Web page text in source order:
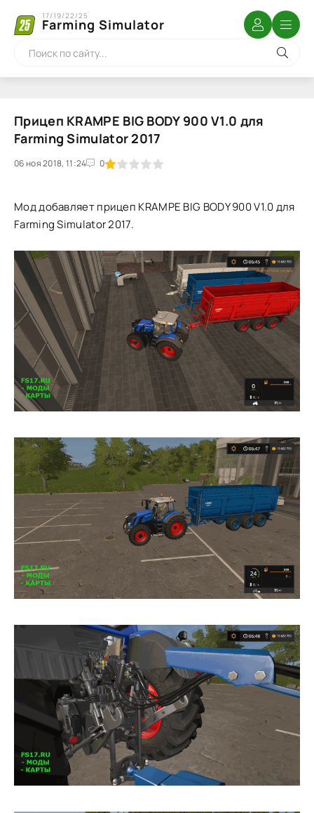
Farming Simulator
17/19/22/25
Прицеп KRAMPE BIG BODY 900 V1.0 для
Farming Simulator 2017
06 ноя 2018, 11:24 0
1 2 3 4 5
Мод добавляет прицеп KRAMPE BIG BODY 900 V1.0 для
Farming Simulator 2017.